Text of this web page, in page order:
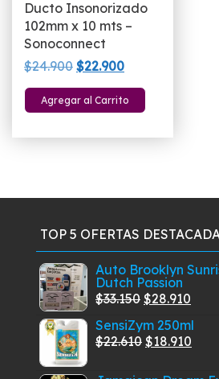
Ducto Insonorizado
102mm x 10 mts –
Sonoconnect
$24.900 El
precio
original
$22.900El
precio
actual
Agregar al Carrito
TOP 5 OFERTAS
Auto Brooklyn
Dutch Passion
$33.150 El
precio
original
$28.910
SensiZym 250ml
$22.610 El
$18.910